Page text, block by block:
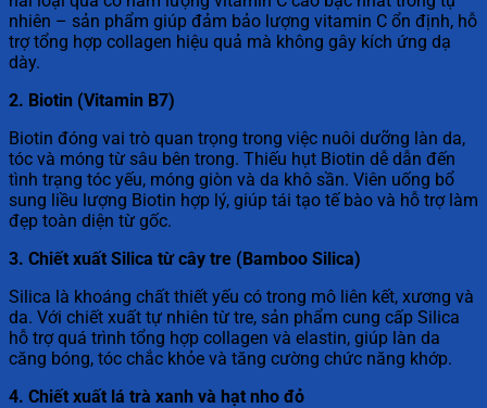
nhiên – sản phẩm giúp đảm bảo lượng vitamin C ổn định, hỗ
trợ tổng hợp collagen hiệu quả mà không gây kích ứng dạ
dày.
2. Biotin (Vitamin B7)
Biotin đóng vai trò quan trọng trong việc nuôi dưỡng làn da,
tóc và móng từ sâu bên trong. Thiếu hụt Biotin dễ dẫn đến
tình trạng tóc yếu, móng giòn và da khô sần. Viên uống bổ
sung liều lượng Biotin hợp lý, giúp tái tạo tế bào và hỗ trợ làm
đẹp toàn diện từ gốc.
3. Chiết xuất Silica từ cây tre (Bamboo Silica)
Silica là khoáng chất thiết yếu có trong mô liên kết, xương và
da. Với chiết xuất tự nhiên từ tre, sản phẩm cung cấp Silica
hỗ trợ quá trình tổng hợp collagen và elastin, giúp làn da
căng bóng, tóc chắc khỏe và tăng cường chức năng khớp.
4. Chiết xuất lá trà xanh và hạt nho đỏ